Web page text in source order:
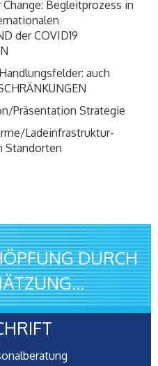
Begleitprozess in
der COVID19
auch
Präsentation Strategie
Ladeinfrastruktur-
Standorten
DURCH